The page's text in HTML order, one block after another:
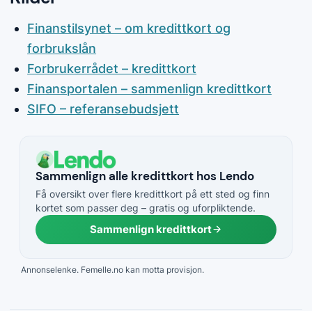
Finanstilsynet – om kredittkort og
forbrukslån
Forbrukerrådet – kredittkort
Finansportalen – sammenlign kredittkort
SIFO – referansebudsjett
Sammenlign alle kredittkort hos Lendo
Få oversikt over flere kredittkort på ett sted og finn
kortet som passer deg – gratis og uforpliktende.
Sammenlign kredittkort
Annonselenke. Femelle.no kan motta provisjon.